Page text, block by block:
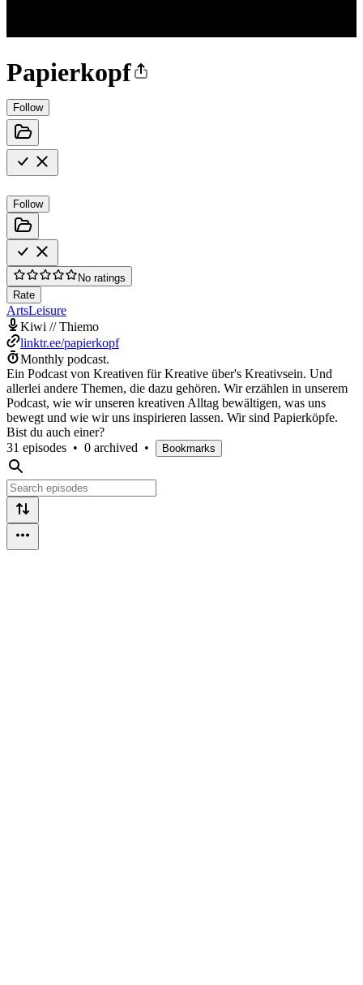
Papierkopf
Follow
Follow
No ratings
Rate
ArtsLeisure
Kiwi // Thiemo
linktr.ee/papierkopf
Monthly podcast.
Ein Podcast von Kreativen für Kreative über's Kreativsein. Und
allerlei andere Themen, die dazu gehören. Wir erzählen in unserem
Podcast, wie wir unseren kreativen Alltag bewältigen, was uns
bewegt und wie wir uns inspirieren lassen. Wir sind Papierköpfe.
Bist du auch einer?
31 episodes • 0 archived • Bookmarks